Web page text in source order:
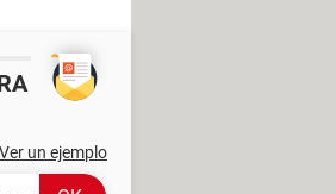
Ver un ejemplo